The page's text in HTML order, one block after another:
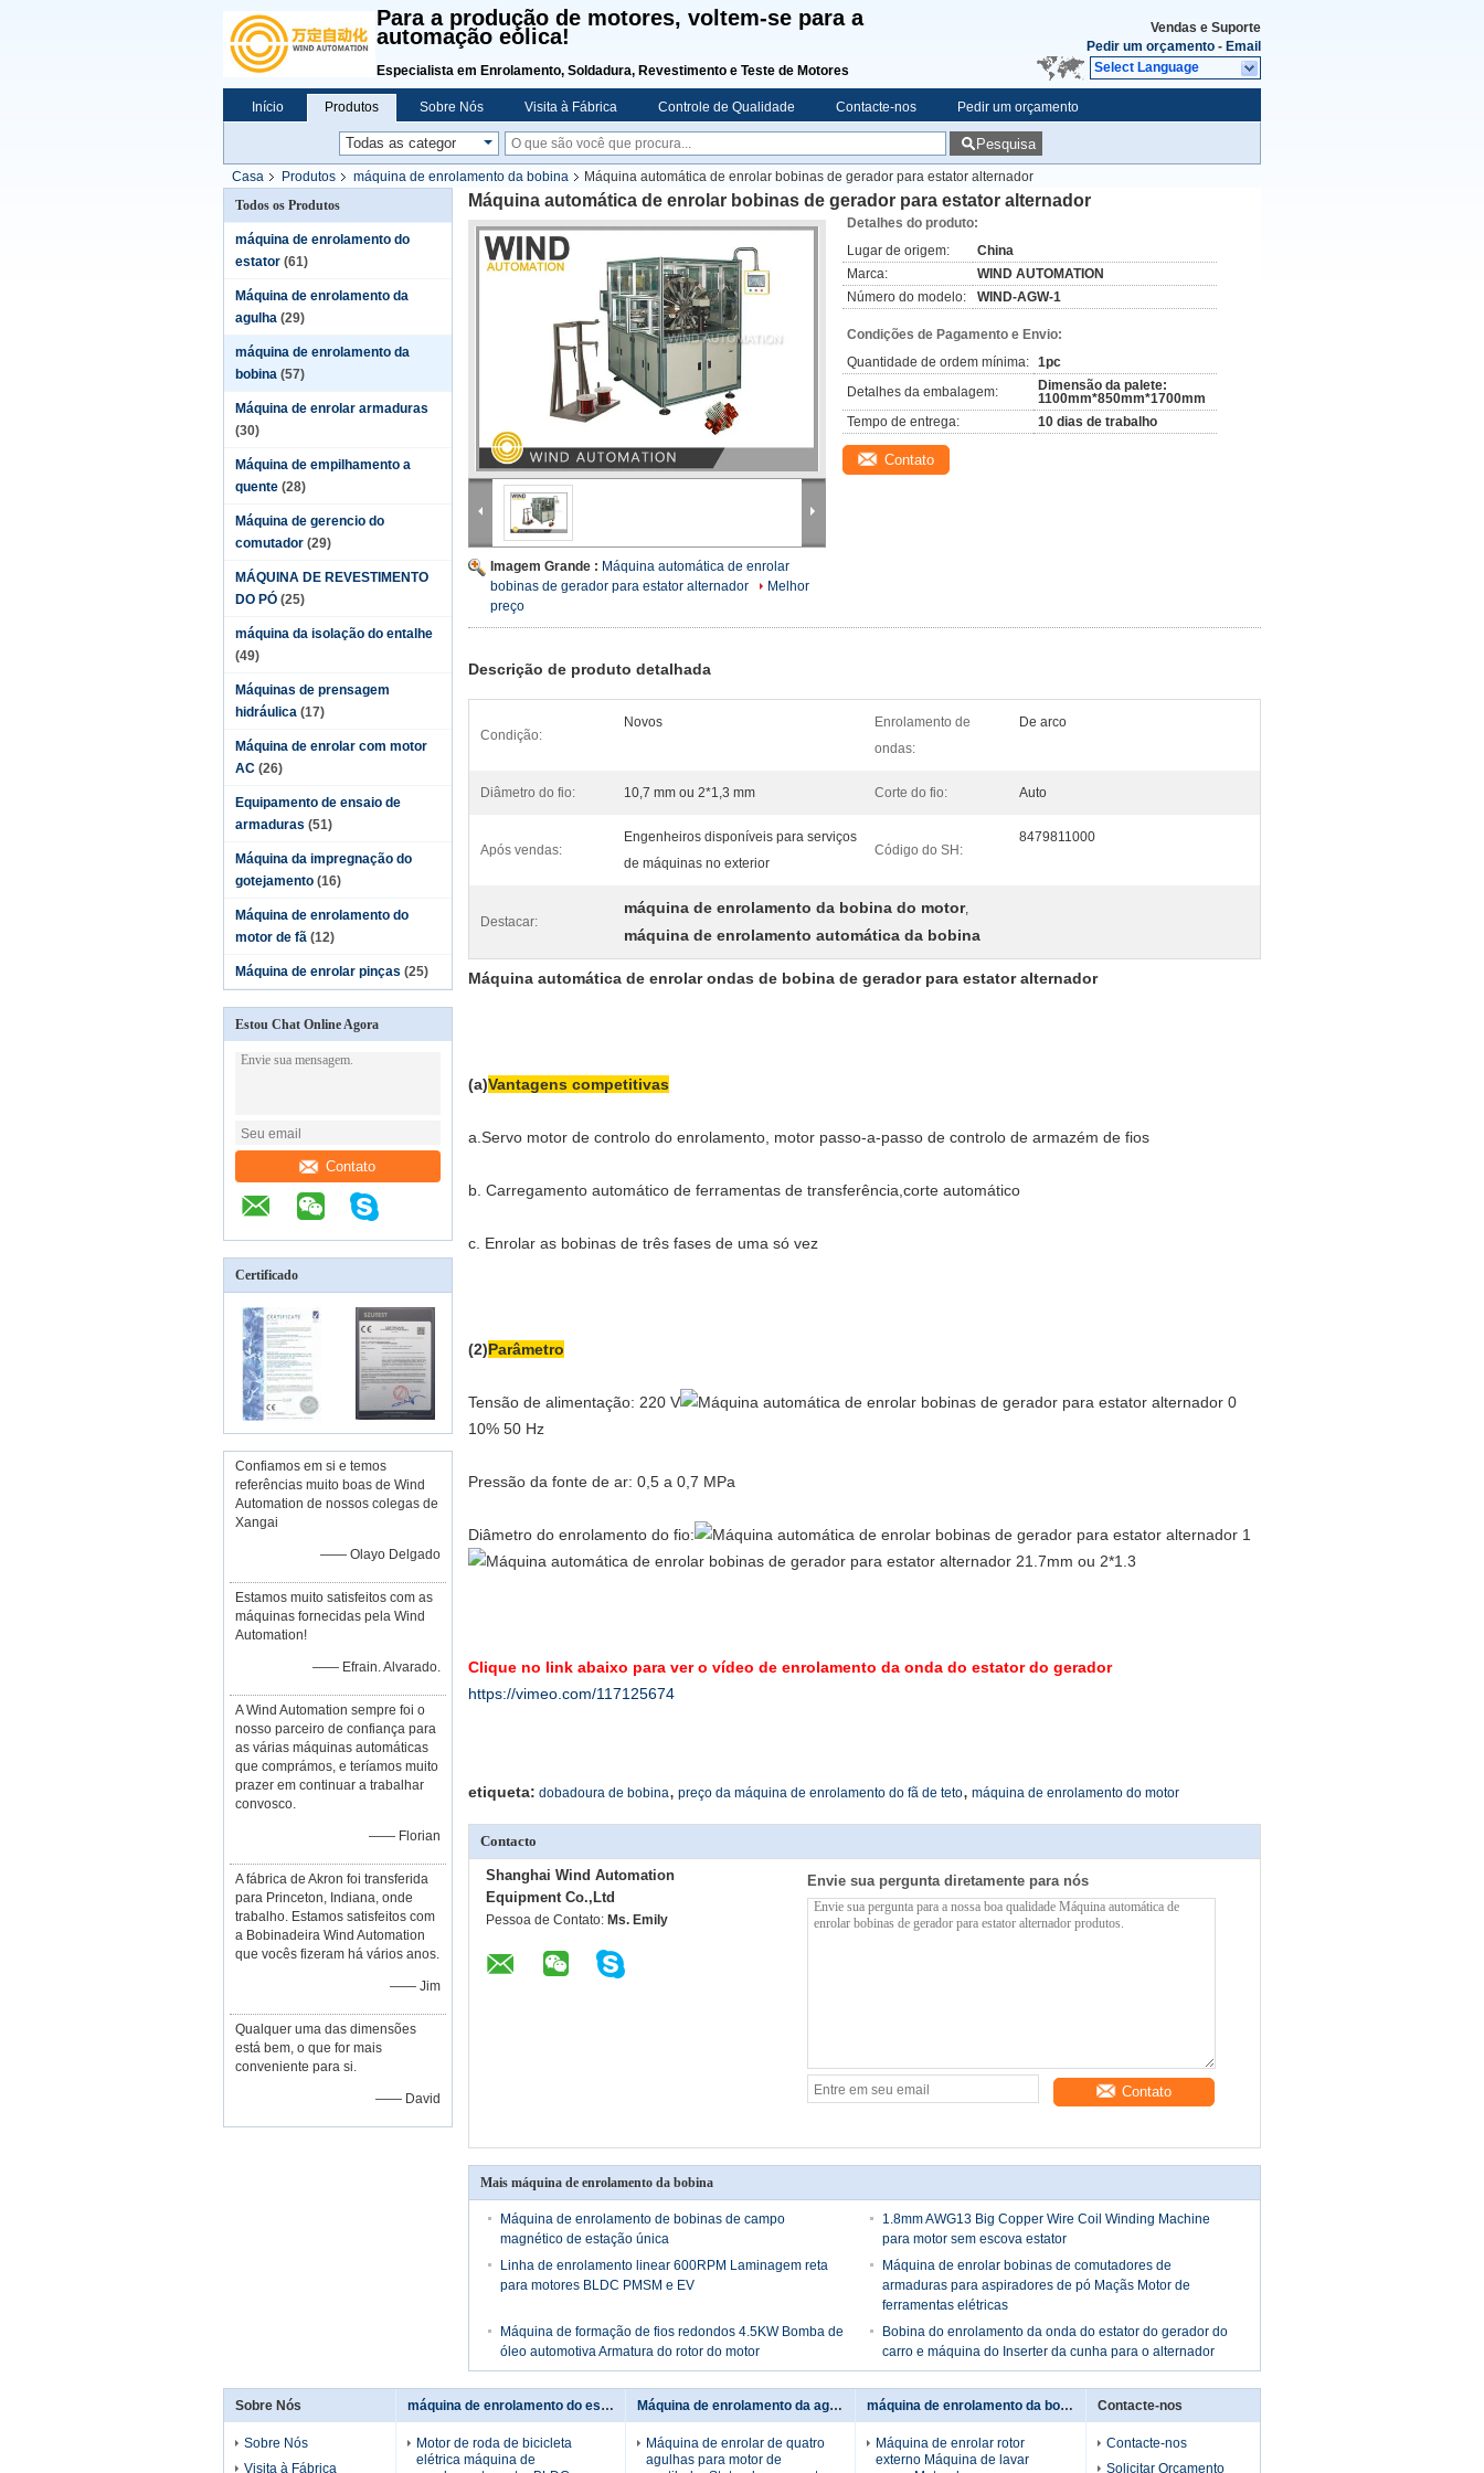
Para a produção de motores, voltem-se para a
automação eólica!
Especialista em Enrolamento, Soldadura, Revestimento e Teste de Motores
Vendas e Suporte
Pedir um orçamento - Email
Select Language
Início Produtos Sobre Nós Visita à Fábrica Controle de Qualidade Contacte-nos Pedir um orçamento
Pesquisa
Casa Produtos máquina de enrolamento da bobina
Máquina automática de enrolar bobinas de gerador para estator alternador
Todos os Produtos
máquina de enrolamento do
estator (61)
Máquina de enrolamento da
agulha (29)
máquina de enrolamento da
bobina (57)
Máquina de enrolar armaduras
(30)
Máquina de empilhamento a
quente (28)
Máquina de gerencio do
comutador (29)
MÁQUINA DE REVESTIMENTO
DO PÓ (25)
máquina da isolação do entalhe
(49)
Máquinas de prensagem
hidráulica (17)
Máquina de enrolar com motor
AC (26)
Equipamento de ensaio de
armaduras (51)
Máquina da impregnação do
gotejamento (16)
Máquina de enrolamento do
motor de fã (12)
Máquina de enrolar pinças (25)
Estou Chat Online Agora
Contato
Certificado
Confiamos em si e temos
referências muito boas de Wind
Automation de nossos colegas de
Xangai
—— Olayo Delgado
Estamos muito satisfeitos com as
máquinas fornecidas pela Wind
Automation!
—— Efrain. Alvarado.
A Wind Automation sempre foi o
nosso parceiro de confiança para
as várias máquinas automáticas
que comprámos, e teríamos muito
prazer em continuar a trabalhar
convosco.
—— Florian
A fábrica de Akron foi transferida
para Princeton, Indiana, onde
trabalho. Estamos satisfeitos com
a Bobinadeira Wind Automation
que vocês fizeram há vários anos.
—— Jim
Qualquer uma das dimensões
está bem, o que for mais
conveniente para si.
—— David
Máquina automática de enrolar bobinas de gerador para estator alternador
Imagem Grande : Máquina automática de enrolar
bobinas de gerador para estator alternador
Melhor
preço
Detalhes do produto:
Lugar de origem:
China
Marca:
WIND AUTOMATION
Número do modelo:
WIND-AGW-1
Condições de Pagamento e Envio:
Quantidade de ordem mínima: 1pc
Detalhes da embalagem:
Dimensão da palete:
1100mm*850mm*1700mm
Tempo de entrega:
10 dias de trabalho
Contato
Descrição de produto detalhada
Condição:
Novos
Enrolamento de
ondas:
De arco
Diâmetro do fio: 10,7 mm ou 2*1,3 mm Corte do fio: Auto
Após vendas:
Engenheiros disponíveis para serviços
de máquinas no exterior
Código do SH:
8479811000
Destacar:
máquina de enrolamento da bobina do motor,
máquina de enrolamento automática da bobina
Máquina automática de enrolar ondas de bobina de gerador para estator alternador
(a)Vantagens competitivas
a. Servo motor de controlo do enrolamento, motor passo-a-passo de controlo de armazém de fios
b. Carregamento automático de ferramentas de transferência, corte automático
c. Enrolar as bobinas de três fases de uma só vez
(2)Parâmetro
Tensão de alimentação: 220 V
10% 50 Hz
Pressão da fonte de ar: 0,5 a 0,7 MPa
Diâmetro do enrolamento do fio:
1.7mm ou 2*1.3
Clique no link abaixo para ver o vídeo de enrolamento da onda do estator do gerador
https://vimeo.com/117125674
etiqueta: dobadoura de bobina, preço da máquina de enrolamento do fã de teto, máquina de enrolamento do motor
Contacto
Shanghai Wind Automation
Equipment Co.,Ltd
Pessoa de Contato: Ms. Emily
Envie sua pergunta diretamente para nós
Contato
Mais máquina de enrolamento da bobina
Máquina de enrolamento de bobinas de campo
magnético de estação única
1.8mm AWG13 Big Copper Wire Coil Winding Machine
para motor sem escova estator
Linha de enrolamento linear 600RPM Laminagem reta
para motores BLDC PMSM e EV
Máquina de enrolar bobinas de comutadores de
armaduras para aspiradores de pó Maçãs Motor de
ferramentas elétricas
Máquina de formação de fios redondos 4.5KW Bomba de
óleo automotiva Armatura do rotor do motor
Bobina do enrolamento da onda do estator do gerador do
carro e máquina do Inserter da cunha para o alternador
Sobre Nós
Sobre Nós
Visita à Fábrica
máquina de enrolamento do estator
Motor de roda de bicicleta
elétrica máquina de
Máquina de enrolamento da agulha
Máquina de enrolar de quatro
agulhas para motor de
máquina de enrolamento da bobina
Máquina de enrolar rotor
externo Máquina de lavar
Contacte-nos
Contacte-nos
Solicitar Orçamento